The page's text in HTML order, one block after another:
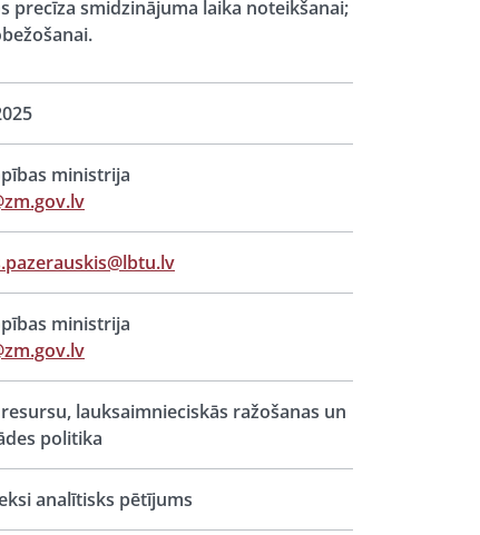
precīza smidzinājuma laika noteikšanai;
ministrija
ministrija
lauksaimnieciskās ražošanas un
politika
analītisks pētījums